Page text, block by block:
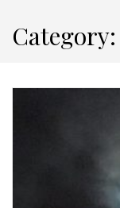
Category: